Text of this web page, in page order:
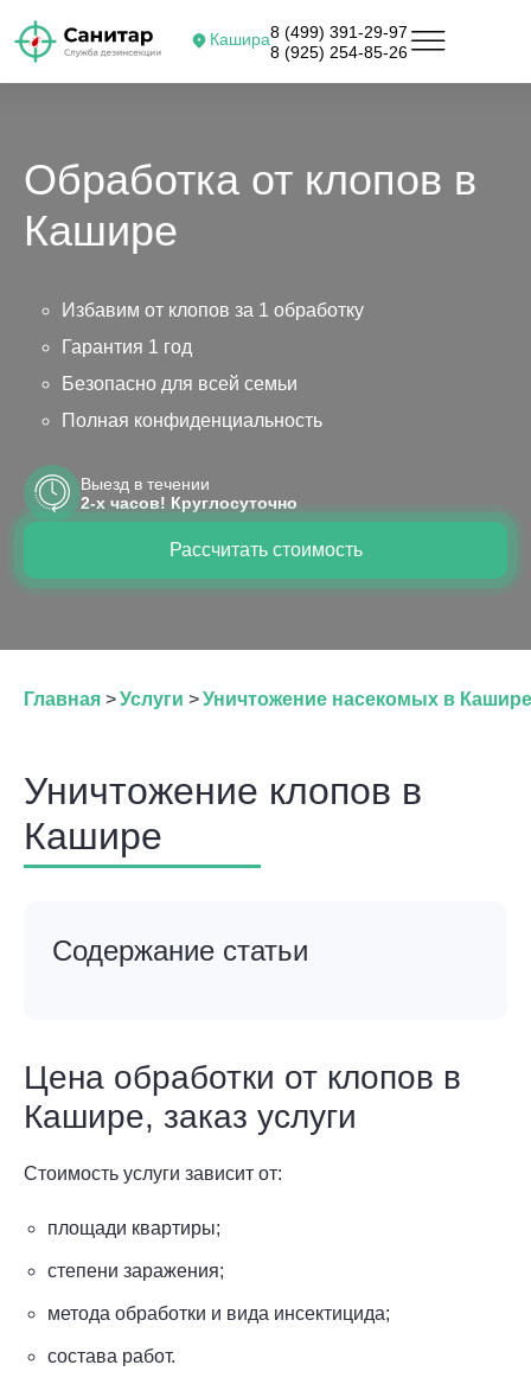
Кашира8 (499) 391-29-97
8 (925) 254-85-26
Обработка от клопов в
Кашире
Избавим от клопов за 1 обработку
Гарантия 1 год
Безопасно для всей семьи
Полная конфиденциальность
Рассчитать стоимость
Выезд в течении
2-х часов! Круглосуточно
Главная >Услуги >Уничтожение насекомых в Кашире
Уничтожение клопов в
Кашире
Содержание статьи
Цена обработки от клопов в
Кашире, заказ услуги
Стоимость услуги зависит от:
площади квартиры;
степени заражения;
метода обработки и вида инсектицида;
состава работ.